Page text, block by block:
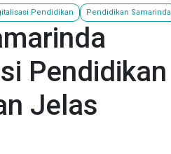
Pendidikan Pendidikan Samarinda
Pendidikan
Jelas